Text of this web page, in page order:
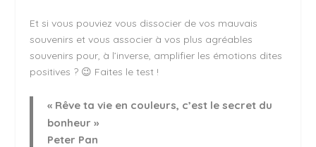
Et si vous pouviez vous dissocier de vos mauvais
souvenirs et vous associer à vos plus agréables
souvenirs pour, à l’inverse, amplifier les émotions dites
positives ? 😉 Faites le test !
« Rêve ta vie en couleurs, c’est le secret du
bonheur »
Peter Pan